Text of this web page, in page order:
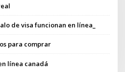
de visa funcionan en línea_
para comprar
línea canadá